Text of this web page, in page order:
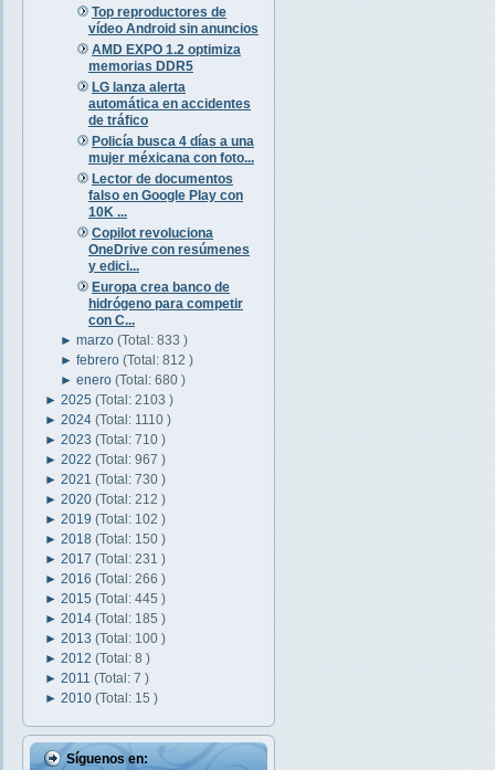
Top reproductores de
vídeo Android sin anuncios
AMD EXPO 1.2 optimiza
memorias DDR5
LG lanza alerta
automática en accidentes
de tráfico
Policía busca 4 días a una
mujer méxicana con foto...
Lector de documentos
falso en Google Play con
10K ...
Copilot revoluciona
OneDrive con resúmenes
y edici...
Europa crea banco de
hidrógeno para competir
con C...
►marzo(Total: 833 )
►febrero(Total: 812 )
►enero(Total: 680 )
► 2025 (Total: 2103 )
► 2024 (Total: 1110 )
► 2023 (Total: 710 )
► 2022 (Total: 967 )
► 2021 (Total: 730 )
► 2020 (Total: 212 )
► 2019 (Total: 102 )
► 2018 (Total: 150 )
► 2017 (Total: 231 )
► 2016 (Total: 266 )
► 2015 (Total: 445 )
► 2014 (Total: 185 )
► 2013 (Total: 100 )
► 2012 (Total: 8 )
► 2011 (Total: 7 )
► 2010 (Total: 15 )
Síguenos en: